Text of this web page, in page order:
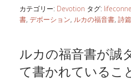
カテゴリー: Devotion タグ:
書, デボーション, ルカの福音書, 詩篇
ルカの福音書が誠
て書かれているこ